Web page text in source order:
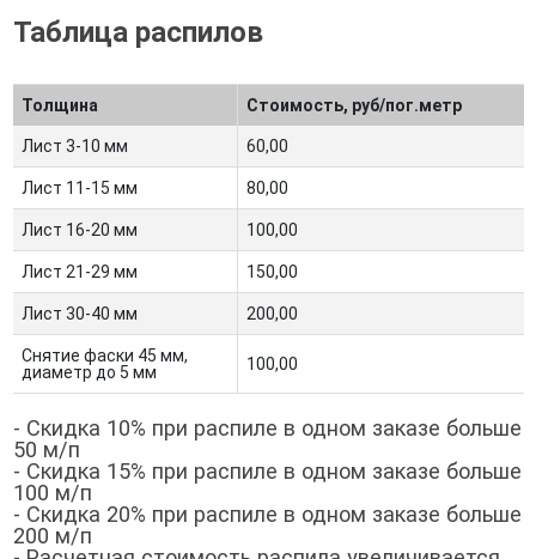
Таблица распилов
Толщина Стоимость, руб/пог.метр
Лист 3-10 мм 60,00
Лист 11-15 мм 80,00
Лист 16-20 мм 100,00
Лист 21-29 мм 150,00
Лист 30-40 мм 200,00
Снятие фаски 45 мм,
диаметр до 5 мм
100,00
- Скидка 10% при распиле в одном заказе больше
50 м/п
- Скидка 15% при распиле в одном заказе больше
100 м/п
- Скидка 20% при распиле в одном заказе больше
200 м/п